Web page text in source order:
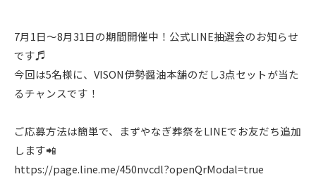
7月1日～8月31日の期間開催中！公式LINE抽選会のお知らせ
です♬
今回は5名様に、VISON伊勢醤油本舗のだし3点セットが当た
るチャンスです！
ご応募方法は簡単で、まずやなぎ葬祭をLINEでお友だち追加
します📲
https://page.line.me/450nvcdl?openQrModal=true